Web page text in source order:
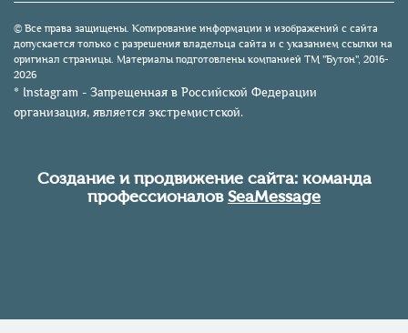
© Все права защищены. Копирование информации и изображений с сайта
допускается только с разрешения владельца сайта и с указанием ссылки на
оригинал страницы. Материалы подготовлены компанией TM "Бутон", 2016-
2026
* Instagram - Запрещенная в Российской Федерации
организация, является экстремистской.
Создание и продвижение сайта: команда
профессионаловSeaMessage